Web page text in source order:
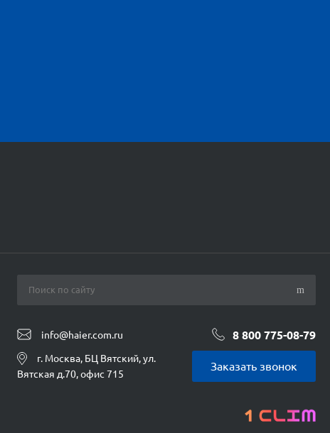
info@haier.com.ru 8 800 775-08-79
г. Москва, БЦ Вятский, ул.
Вятская д.70, офис 715
Заказать звонок